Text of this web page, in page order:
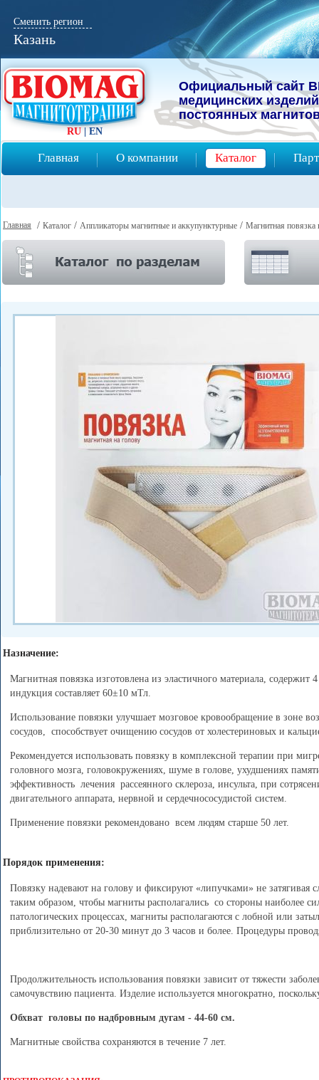
Официальный сайт
мeдицинcких
постоянных
Главная О компании Каталог
RU | EN
Сменить регион
Казань
Главная / Каталог / Аппликаторы магнитные и аккупунктурные / Магнитная повязка
Назначение:
Магнитная повязка изготовлена из эластичного материала,
индукция составляет 60±10 мТл.
Использование повязки улучшает мозговое кровообращение в зоне
сосудов, способствует очищению сосудов от холестериновых и
Рекомендуется использовать повязку в комплексной терапии при
головного мозга, головокружениях, шуме в голове, ухудшениях
эффективность лечения рассеянного склероза, инсульта, при
двигательного аппарата, нервной и сердечнососудистой систем.
Применение повязки рекомендовано всем людям старше 50 лет.
Порядок применения:
Повязку надевают на голову и фиксируют «липучками» не затягивая
таким образом, чтобы магниты располагались со стороны
патологических процессах, магниты располагаются с лобной или
приблизительно от 20-30 минут до 3 часов и более. Процедуры
Продолжительность использования повязки зависит от тяжести
самочувствию пациента. Изделие используется многократно,
Обхват головы по надбровным дугам - 44-60 см.
Магнитные свойства сохраняются в течение 7 лет.